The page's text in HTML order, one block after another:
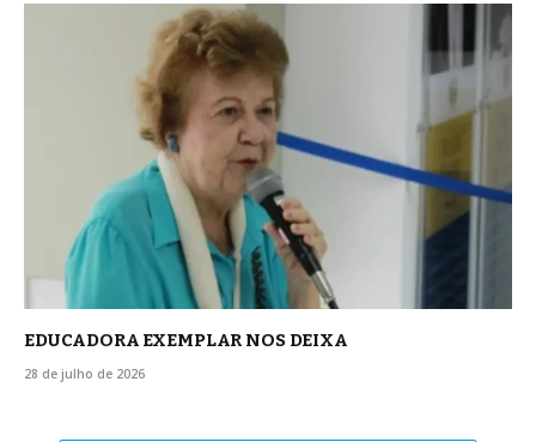
EDUCADORA EXEMPLAR NOS DEIXA
28 de julho de 2026